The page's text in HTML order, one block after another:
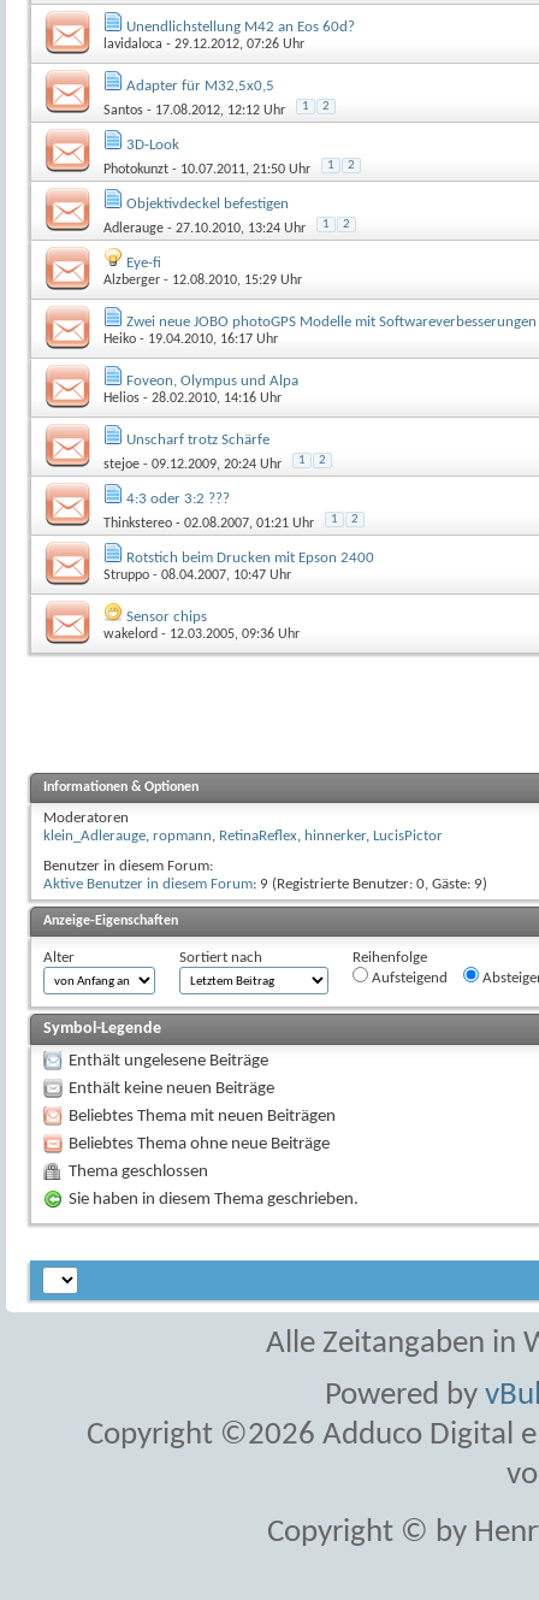
Unendlichstellung M42 an Eos 60d?
lavidaloca - 29.12.2012, 07:26 Uhr
Adapter für M32,5x0,5
Santos - 17.08.2012, 12:12 Uhr 1 2
3D-Look
Photokunzt - 10.07.2011, 21:50 Uhr 1 2
Objektivdeckel befestigen
Adlerauge - 27.10.2010, 13:24 Uhr 1 2
Eye-fi
Alzberger - 12.08.2010, 15:29 Uhr
Zwei neue JOBO photoGPS Modelle mit Softwareverbesserungen
Heiko - 19.04.2010, 16:17 Uhr
Foveon, Olympus und Alpa
Helios - 28.02.2010, 14:16 Uhr
Unscharf trotz Schärfe
stejoe - 09.12.2009, 20:24 Uhr 1 2
4:3 oder 3:2 ???
Thinkstereo - 02.08.2007, 01:21 Uhr 1 2
Rotstich beim Drucken mit Epson 2400
Struppo - 08.04.2007, 10:47 Uhr
Sensor chips
wakelord - 12.03.2005, 09:36 Uhr
Informationen & Optionen
Moderatoren
klein_Adlerauge, ropmann, RetinaReflex, hinnerker, LucisPictor
Benutzer in diesem Forum:
Aktive Benutzer in diesem Forum: 9 (Registrierte Benutzer: 0, Gäste: 9)
Anzeige-Eigenschaften
Alter Sortiert nach
Reihenfolge
Aufsteigend
Symbol-Legende
Enthält ungelesene Beiträge
Enthält keine neuen Beiträge
Beliebtes Thema mit neuen Beiträgen
Beliebtes Thema ohne neue Beiträge
Thema geschlossen
Sie haben in diesem Thema geschrieben.
Alle Zeitangaben in
Powered by
Copyright ©2026 Adduco Digital
Copyright © by